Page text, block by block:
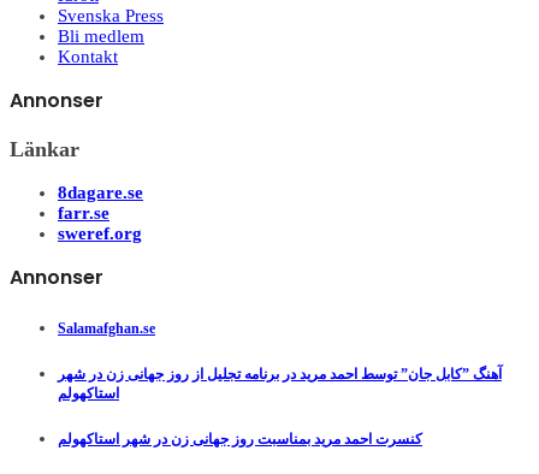
Svenska Press
Bli medlem
Kontakt
Annonser
Länkar
8dagare.se
farr.se
sweref.org
Annonser
Salamafghan.se
آهنگ ”کابل جان” توسط احمد مرید در برنامه تجلیل از روز جهانی زن در شهر
استاکهولم
کنسرت احمد مرید بمناسبت روز جهانی زن در شهر استاکهولم